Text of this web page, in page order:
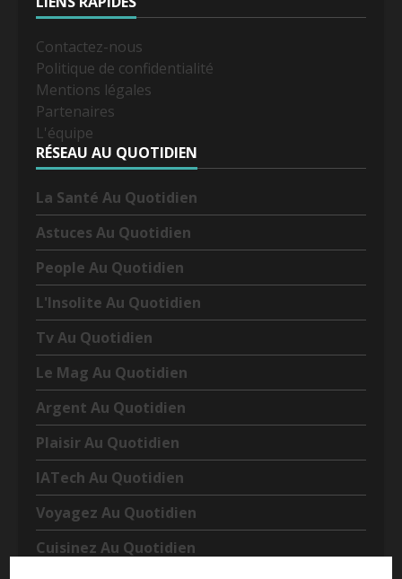
Contactez-nous
Politique de confidentialité
Mentions légales
Partenaires
L'équipe
RÉSEAU AU QUOTIDIEN
La Santé Au Quotidien
Astuces Au Quotidien
People Au Quotidien
L'Insolite Au Quotidien
Tv Au Quotidien
Le Mag Au Quotidien
Argent Au Quotidien
Plaisir Au Quotidien
IATech Au Quotidien
Voyagez Au Quotidien
Cuisinez Au Quotidien